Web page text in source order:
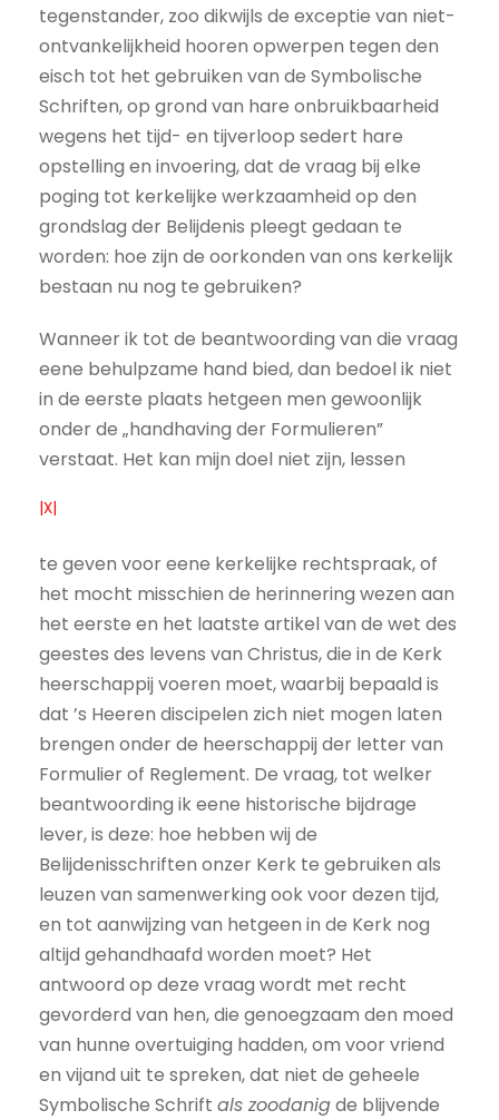
tegenstander, zoo dikwijls de exceptie van niet-
ontvankelijkheid hooren opwerpen tegen den
eisch tot het gebruiken van de Symbolische
Schriften, op grond van hare onbruikbaarheid
wegens het tijd- en tijverloop sedert hare
opstelling en invoering, dat de vraag bij elke
poging tot kerkelijke werkzaamheid op den
grondslag der Belijdenis pleegt gedaan te
worden: hoe zijn de oorkonden van ons kerkelijk
bestaan nu nog te gebruiken?
Wanneer ik tot de beantwoording van die vraag
eene behulpzame hand bied, dan bedoel ik niet
in de eerste plaats hetgeen men gewoonlijk
onder de „handhaving der Formulieren”
verstaat. Het kan mijn doel niet zijn, lessen
|X|
te geven voor eene kerkelijke rechtspraak, of
het mocht misschien de herinnering wezen aan
het eerste en het laatste artikel van de wet des
geestes des levens van Christus, die in de Kerk
heerschappij voeren moet, waarbij bepaald is
dat ’s Heeren discipelen zich niet mogen laten
brengen onder de heerschappij der letter van
Formulier of Reglement. De vraag, tot welker
beantwoording ik eene historische bijdrage
lever, is deze: hoe hebben wij de
Belijdenisschriften onzer Kerk te gebruiken als
leuzen van samenwerking ook voor dezen tijd,
en tot aanwijzing van hetgeen in de Kerk nog
altijd gehandhaafd worden moet? Het
antwoord op deze vraag wordt met recht
gevorderd van hen, die genoegzaam den moed
van hunne overtuiging hadden, om voor vriend
en vijand uit te spreken, dat niet de geheele
Symbolische Schrift als zoodanigde blijvende